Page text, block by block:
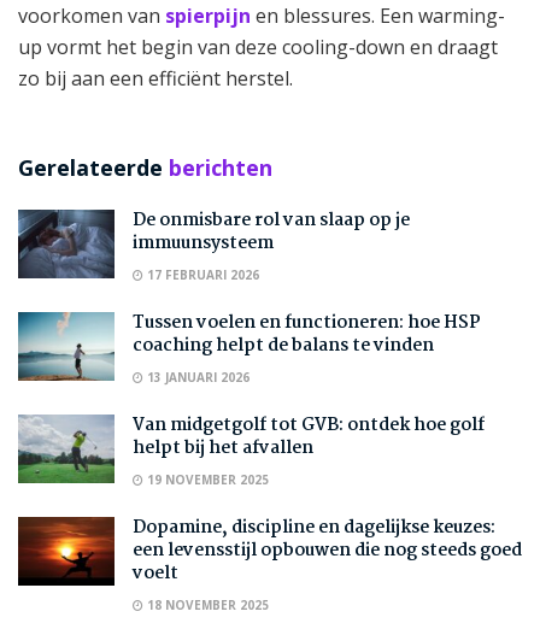
voorkomen van spierpijn en blessures. Een warming-
up vormt het begin van deze cooling-down en draagt
zo bij aan een efficiënt herstel.
Gerelateerde berichten
De onmisbare rol van slaap op je
immuunsysteem
17 FEBRUARI 2026
Tussen voelen en functioneren: hoe HSP
coaching helpt de balans te vinden
13 JANUARI 2026
Van midgetgolf tot GVB: ontdek hoe golf
helpt bij het afvallen
19 NOVEMBER 2025
Dopamine, discipline en dagelijkse keuzes:
een levensstijl opbouwen die nog steeds goed
voelt
18 NOVEMBER 2025